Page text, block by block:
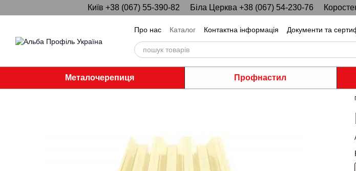
Перейти до основного контентуКиїв +38 (067) 55-390-82 Біла Церква +38 (067) 54-230-76
Про нас Каталог Контактна інформація Документи та
Металочерепиця Профнастил